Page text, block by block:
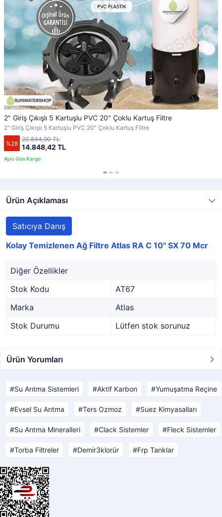
2" Giriş Çıkışlı 5 Kartuşlu PVC 20" Çoklu Kartuş Filtre
2" Giriş Çıkışlı 5 Kartuşlu PVC 20" Çoklu Kartuş Filtre
%28 14.848,42 TL
20.844,90 TL
Ürün Açıklaması
Satıcıya Danış
Kolay Temizlenen Ağ Filtre Atlas RA C 10'' SX 70 Mcr
Diğer Özellikler
Stok Kodu
AT67
Marka
Atlas
Stok Durumu
Lütfen stok sorunuz
Ürün Yorumları
Su Arıtma Sistemleri Aktif Karbon Yumuşatma Reçine
Evsel Su Arıtma Ters Ozmoz Suez Kimyasalları
Su Arıtma Mineralleri Clack Sistemler Fleck Sistemler
Torba Filtreler Demir3klorür Frp Tanklar